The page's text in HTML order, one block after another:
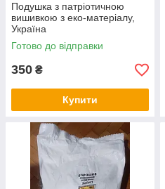
Подушка з патріотичною
вишивкою з еко-матеріалу,
Україна
Готово до відправки
350 ₴
Купити